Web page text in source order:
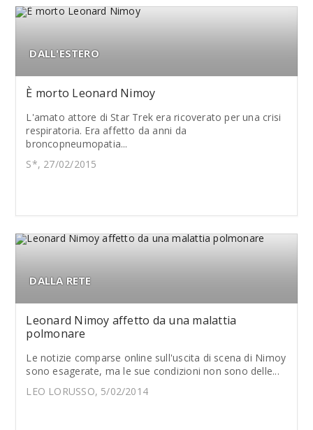
DALL'ESTERO
È morto Leonard Nimoy
L'amato attore di Star Trek era ricoverato per una crisi
respiratoria. Era affetto da anni da
broncopneumopatia...
S*, 27/02/2015
DALLA RETE
Leonard Nimoy affetto da una malattia
polmonare
Le notizie comparse online sull'uscita di scena di Nimoy
sono esagerate, ma le sue condizioni non sono delle...
LEO LORUSSO, 5/02/2014